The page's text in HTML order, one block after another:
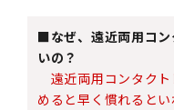
■なぜ、遠近両用コン
いの？
遠近両用コンタク
めると早く慣れるとい